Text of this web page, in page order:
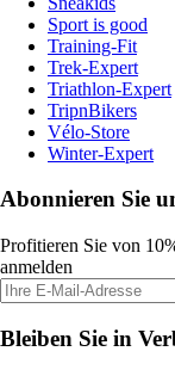
Sport is good
Training-Fit
Trek-Expert
Triathlon-Expert
TripnBikers
Vélo-Store
Winter-Expert
Abonnieren Sie
Profitieren Sie von
anmelden
Bleiben Sie in